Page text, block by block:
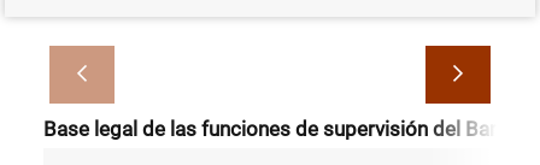
Base legal de las funciones de supervisión del Banco